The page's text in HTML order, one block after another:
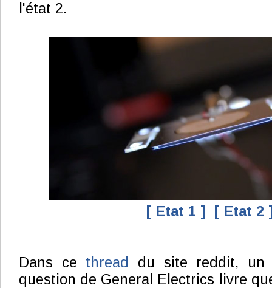
l'état 2.
[ Etat 1 ] [ Etat 2
Dans ce thread
du site reddit, un
question de General Electrics livre